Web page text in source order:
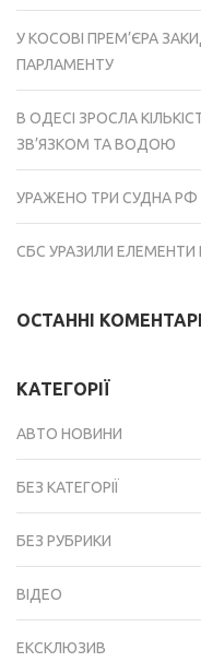
У КОСОВІ ПРЕМ’ЄРА
ПАРЛАМЕНТУ
В ОДЕСІ ЗРОСЛА
ЗВ’ЯЗКОМ ТА ВОДОЮ
УРАЖЕНО ТРИ СУДНА РФ
СБС УРАЗИЛИ ЕЛЕМЕНТИ
ОСТАННІ КОМЕНТАРІ
КАТЕГОРІЇ
АВТО НОВИНИ
БЕЗ КАТЕГОРІЇ
БЕЗ РУБРИКИ
ВІДЕО
ЕКСКЛЮЗИВ